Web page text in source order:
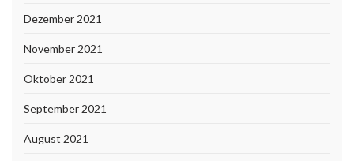
Dezember 2021
November 2021
Oktober 2021
September 2021
August 2021